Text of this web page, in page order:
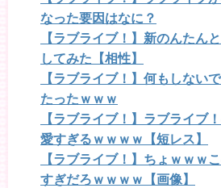
なった要因はなに？
【ラブライブ！】新のんたん
してみた【相性】
【ラブライブ！】何もしない
たったｗｗｗ
【ラブライブ！】ラブライブ
愛すぎるｗｗｗｗ【短レス】
【ラブライブ！】ちょｗｗｗ
すぎだろｗｗｗｗ【画像】